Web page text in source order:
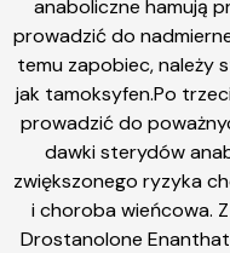
anaboliczne hamują
prowadzić do
temu zapobiec, należy
jak tamoksyfen.Po
prowadzić do
dawki sterydów
zwiększonego ryzyka
i choroba wieńcowa.
Drostanolone